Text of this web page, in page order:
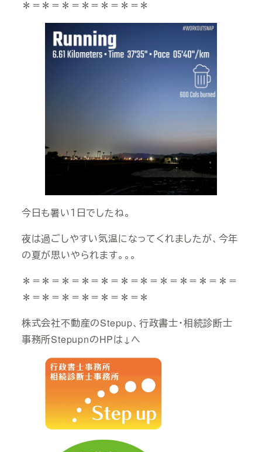
＊＝＊＝＊＝＊＝＊＝＊＝＊
今日も暑い１日でしたね。
夜は過ごしやすい気温になってくれましたが、今年
の夏が思いやられます。。。
＊＝＊＝＊＝＊＝＊＝＊＝＊＝＊＝＊＝＊＝＊＝
＊＝＊＝＊＝＊＝＊＝＊＝＊
株式会社不動産のStepup、行政書士・相続診断士
事務所StepupnのHPは↓へ